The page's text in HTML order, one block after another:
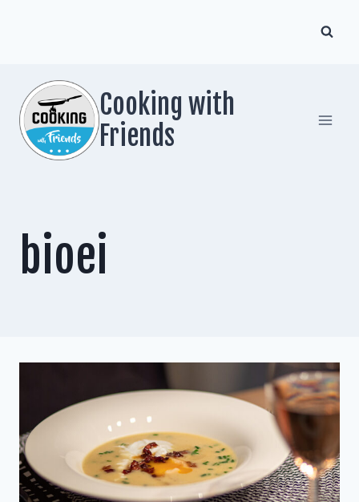
Cooking with
Friends
bioei